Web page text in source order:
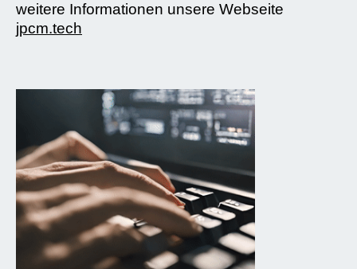
weitere Informationen unsere Webseite
jpcm.tech